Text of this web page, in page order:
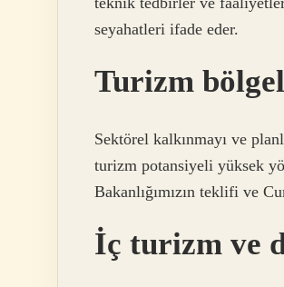
seyahatleri ifade eder.
Turizm
Sektörel kalkınmayı ve
turizm potansiyeli yüksek
Bakanlığımızın teklifi ve
İç turizm ve